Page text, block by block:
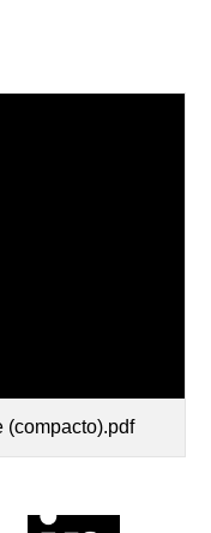
(compacto).pdf